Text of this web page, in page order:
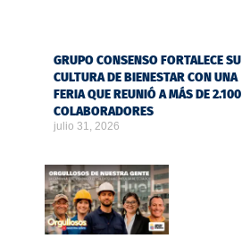
GRUPO CONSENSO FORTALECE SU
CULTURA DE BIENESTAR CON UNA
FERIA QUE REUNIÓ A MÁS DE 2.100
COLABORADORES
julio 31, 2026